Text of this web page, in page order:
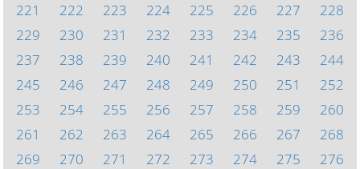
221
222 223 224 225 226 227
228
229
230 231 232 233 234 235
236
237
238 239 240 241 242 243
244
245
246 247 248 249 250 251
252
253
254 255 256 257 258 259
260
261
262 263 264 265 266 267
268
269
270 271 272 273 274 275
276